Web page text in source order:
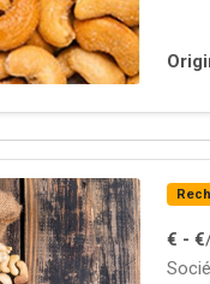
€ - €